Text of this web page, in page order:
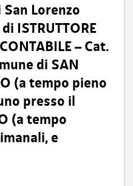
Lorenzo
ISTRUTTORE
– Cat.
di SAN
(a tempo pieno
presso il
(a tempo
e